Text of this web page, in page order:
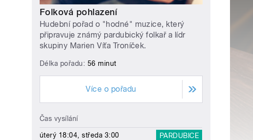
Folková pohlazení
Hudební pořad o "hodné" muzice, který
připravuje známý pardubický folkař a lídr
skupiny Marien Víťa Troníček.
Délka pořadu: 56 minut
Více o pořadu
Čas vysílání
úterý 18:04, středa 3:00
PARDUBICE